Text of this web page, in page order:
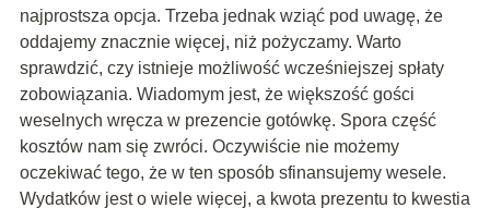
najprostsza opcja. Trzeba jednak wziąć pod uwagę, że
oddajemy znacznie więcej, niż pożyczamy. Warto
sprawdzić, czy istnieje możliwość wcześniejszej spłaty
zobowiązania. Wiadomym jest, że większość gości
weselnych wręcza w prezencie gotówkę. Spora część
kosztów nam się zwróci. Oczywiście nie możemy
oczekiwać tego, że w ten sposób sfinansujemy wesele.
Wydatków jest o wiele więcej, a kwota prezentu to kwestia